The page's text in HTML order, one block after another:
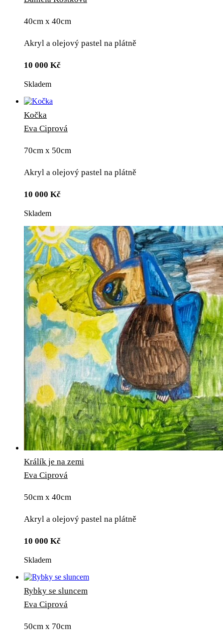
40cm x 40cm
Akryl a olejový pastel na plátně
10 000 Kč
Skladem
Kočka
Eva Ciprová
70cm x 50cm
Akryl a olejový pastel na plátně
10 000 Kč
Skladem
Králík je na zemi
Eva Ciprová
50cm x 40cm
Akryl a olejový pastel na plátně
10 000 Kč
Skladem
Rybky se sluncem
Eva Ciprová
50cm x 70cm